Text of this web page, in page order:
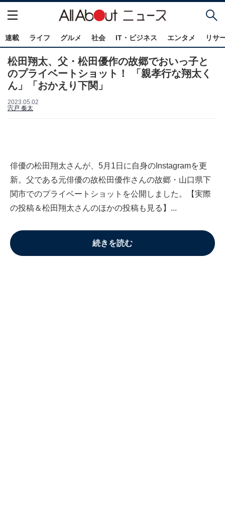
連載 ライフ グルメ 社会 IT・ビジネス エンタメ リサ
松田翔太、父・松田優作の故郷でおいっ子と
のプライベートショット！ 「親孝行な翔太く
ん」「おかえり下関」
2023.05.02
宍戸 奏太
俳優の松田翔太さんが、5月1日に自身のInstagramを更
新。父である元俳優の故松田優作さんの故郷・山口県下
関市でのプライベートショットを公開しました。【実際
の投稿＆松田翔太さんのほかの投稿も見る】...
続きを読む